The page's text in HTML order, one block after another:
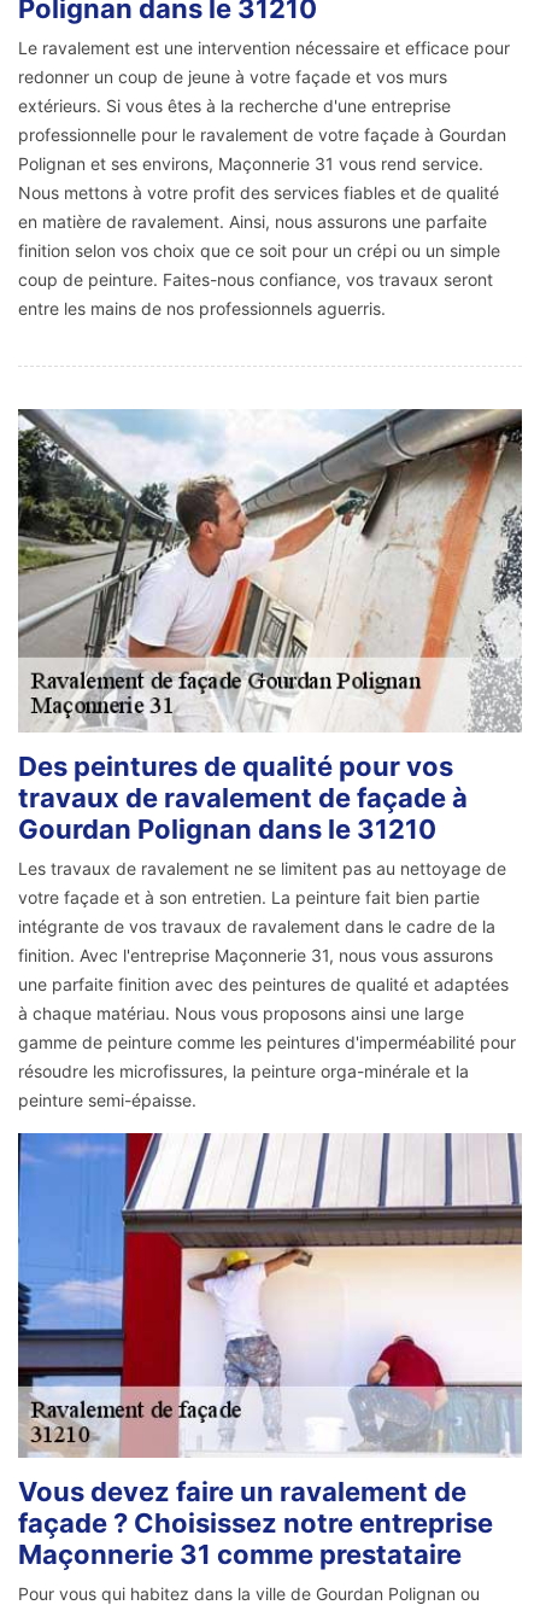
Polignan dans le 31210
Le ravalement est une intervention nécessaire et efficace pour
redonner un coup de jeune à votre façade et vos murs
extérieurs. Si vous êtes à la recherche d'une entreprise
professionnelle pour le ravalement de votre façade à Gourdan
Polignan et ses environs, Maçonnerie 31 vous rend service.
Nous mettons à votre profit des services fiables et de qualité
en matière de ravalement. Ainsi, nous assurons une parfaite
finition selon vos choix que ce soit pour un crépi ou un simple
coup de peinture. Faites-nous confiance, vos travaux seront
entre les mains de nos professionnels aguerris.
Des peintures de qualité pour vos
travaux de ravalement de façade à
Gourdan Polignan dans le 31210
Les travaux de ravalement ne se limitent pas au nettoyage de
votre façade et à son entretien. La peinture fait bien partie
intégrante de vos travaux de ravalement dans le cadre de la
finition. Avec l'entreprise Maçonnerie 31, nous vous assurons
une parfaite finition avec des peintures de qualité et adaptées
à chaque matériau. Nous vous proposons ainsi une large
gamme de peinture comme les peintures d'imperméabilité pour
résoudre les microfissures, la peinture orga-minérale et la
peinture semi-épaisse.
Vous devez faire un ravalement de
façade ? Choisissez notre entreprise
Maçonnerie 31 comme prestataire
Pour vous qui habitez dans la ville de Gourdan Polignan ou